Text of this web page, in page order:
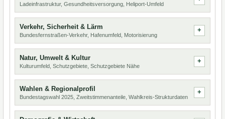
Ladeinfrastruktur, Gesundheitsversorgung, Heliport-Umfeld
Verkehr, Sicherheit & Lärm
Bundesfernstraßen-Verkehr, Hafenumfeld, Motorisierung
Natur, Umwelt & Kultur
Kulturumfeld, Schutzgebiete, Schutzgebiete Nähe
Wahlen & Regionalprofil
Bundestagswahl 2025, Zweitstimmenanteile, Wahlkreis-Strukturdaten